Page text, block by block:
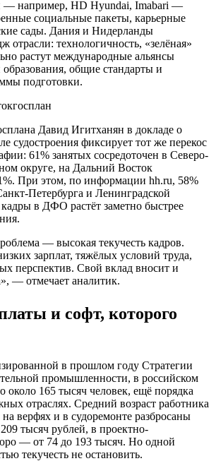
— например, HD Hyundai, Imabari —
социальные пакеты, карьерные
сады. Дания и Нидерланды
отрасли: технологичность, «зелёная»
растут международные альянсы
общие стандарты и
подготовки.
Давид Игитханян в докладе о
судостроения фиксирует тот же перекос
61% занятых сосредоточен в Северо-
округе, на Дальний Восток
При этом, по информации hh.ru, 58%
Петербурга и Ленинградской
кадры в ДФО растёт заметно быстрее
— высокая текучесть кадров.
зарплат, тяжёлых условий труда,
перспектив. Свой вклад вносит и
— отмечает аналитик.
и софт, которого
в прошлом году Стратегии
промышленности, в российском
около 165 тысяч человек, ещё порядка
отраслях. Средний возраст работника
верфях и в судоремонте разбросаны
тысяч рублей, в проектно-
— от 74 до 193 тысяч. Но одной
текучесть не остановить.